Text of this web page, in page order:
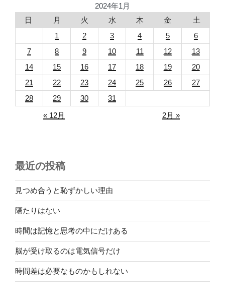
2024年1月
日
月 火 水 木 金
土
1
2 3 4 5
6
7
8 9 10 11 12
13
14
15 16 17 18 19
20
21
22 23 24 25 26
27
28
29 30
31
« 12月
2月 »
最近の投稿
見つめ合うと恥ずかしい理由
隔たりはない
時間は記憶と思考の中にだけある
脳が受け取るのは電気信号だけ
時間差は必要なものかもしれない